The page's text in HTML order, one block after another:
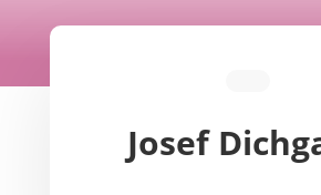
Josef